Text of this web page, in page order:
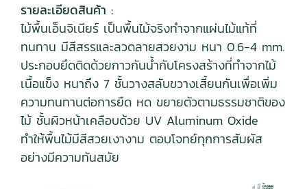
รายละเอียดสินค้า :
ไม้พื้นเอ็นจิเนียร์ เป็นพื้นไม้จริงทำจากแผ่นไม้แท้ที่
ทนทาน มีสีสรรและลวดลายสวยงาม หนา 0.6-4 mm.
ประกอบยึดติดด้วยกาวกันน้ำกับโครงสร้างที่ทำจากไม้
เนื้อแข็ง หนาถึง 7 ชั้นวางสลับขวางเสี้ยนกันเพื่อเพิ่ม
ความทนทานต่อการยืด หด ขยายตัวตามธรรมชาติของ
ไม้ ชั้นผิวหน้าเคลือบด้วย UV Aluminum Oxide
ทำให้พื้นไม้มีสีสวยเงางาม ตอบโจทย์ทุกการสัมผัส
อย่างมีความทันสมัย